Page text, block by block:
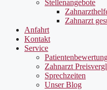
Stellenangebote
Zahnarzt
Anfahrt
Kontakt
Service
Zahnarzt
Sprechzeiten
Unser Blog